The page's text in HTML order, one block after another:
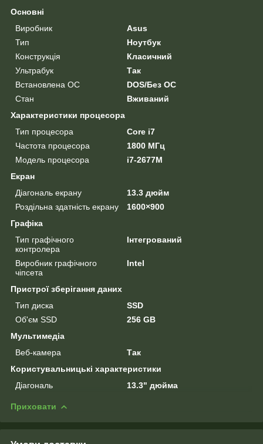
Основні
Виробник
Asus
Тип
Ноутбук
Конструкція
Класичний
Ультрабук
Так
Встановлена ОС
DOS/Без ОС
Стан
Вживаний
Характеристики процесора
Тип процесора
Core i7
Частота процесора
1800 МГц
Модель процесора
i7-2677M
Екран
Діагональ екрану
13.3 дюйм
Роздільна здатність екрану
1600×900
Графіка
Тип графічного
контролера
Інтегрований
Виробник графічного
чіпсета
Intel
Пристрої зберігання даних
Тип диска
SSD
Об'єм SSD
256 GB
Мультимедіа
Веб-камера
Так
Користувальницькі характеристики
Діагональ
13.3" дюйма
Приховати